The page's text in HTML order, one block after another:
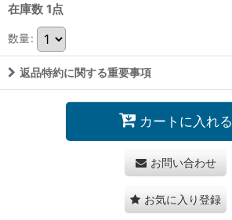
在庫数 1点
数量:
返品特約に関する重要事項
カートに入れる
お問い合わせ
お気に入り登録